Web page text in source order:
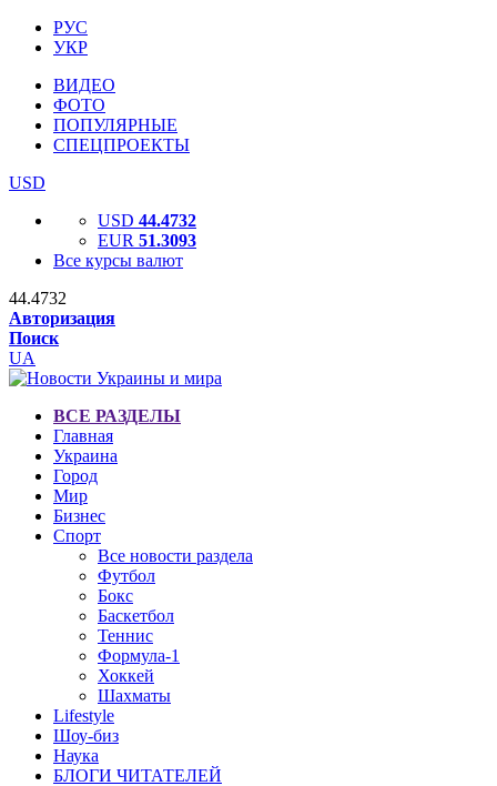
РУС
УКР
ВИДЕО
ФОТО
ПОПУЛЯРНЫЕ
СПЕЦПРОЕКТЫ
USD
USD 44.4732
EUR 51.3093
Все курсы валют
44.4732
Авторизация
Поиск
UA
ВСЕ РАЗДЕЛЫ
Главная
Украина
Город
Мир
Бизнес
Спорт
Все новости раздела
Футбол
Бокс
Баскетбол
Теннис
Формула-1
Хоккей
Шахматы
Lifestyle
Шоу-биз
Наука
БЛОГИ ЧИТАТЕЛЕЙ